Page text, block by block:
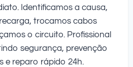
Identificamos a causa,
trocamos cabos
o circuito. Profissional
segurança, prevenção
e reparo rápido 24h.